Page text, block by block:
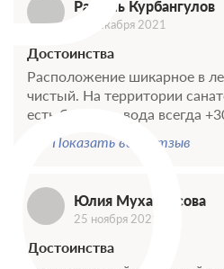
Рамиль Курбангулов
22 декабря 2021
Достоинства
Расположение шикарное в
чистый. На территории
есть бассейн , вода всегда
Показать весь отзыв
Юлия Мухатдисова
25 ноября 2021
Достоинства